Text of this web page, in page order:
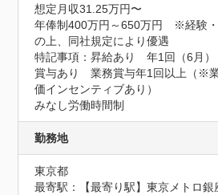
想定月収31.25万円〜
年俸制400万円～650万円　※経験
の上、同社規定により優遇
特記事項：昇給あり　年1回（6月）
賞与あり　業務賞与年1回以上（※
価インセンティブあり）
みなし労働時間制
勤務地
東京都
最寄駅：【最寄り駅】東京メトロ